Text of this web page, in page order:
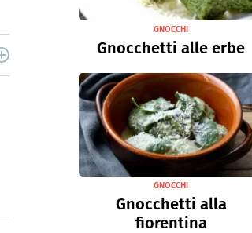
GNOCCHI
Gnocchetti alle erbe
GNOCCHI
Gnocchetti alla
fiorentina